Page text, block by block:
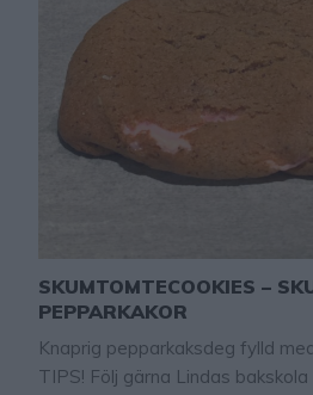
SKUMTOMTECOOKIES –
PEPPARKAKOR
Knaprig pepparkaksdeg fylld
TIPS! Följ gärna Lindas